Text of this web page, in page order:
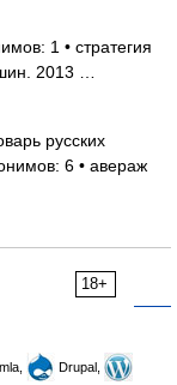
1 • стратегия
2013 …
русских
6 • авераж
18+
Drupal,